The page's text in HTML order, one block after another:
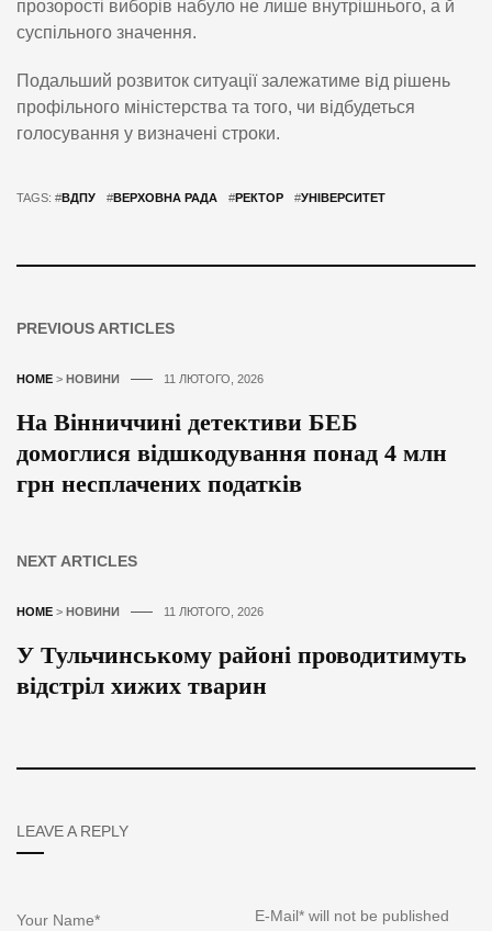
прозорості виборів набуло не лише внутрішнього, а й
суспільного значення.
Подальший розвиток ситуації залежатиме від рішень
профільного міністерства та того, чи відбудеться
голосування у визначені строки.
TAGS: #ВДПУ #ВЕРХОВНА РАДА #РЕКТОР #УНІВЕРСИТЕТ
PREVIOUS ARTICLES
HOME > НОВИНИ 11 ЛЮТОГО, 2026
На Вінниччині детективи БЕБ
домоглися відшкодування понад 4 млн
грн несплачених податків
NEXT ARTICLES
HOME > НОВИНИ 11 ЛЮТОГО, 2026
У Тульчинському районі проводитимуть
відстріл хижих тварин
LEAVE A REPLY